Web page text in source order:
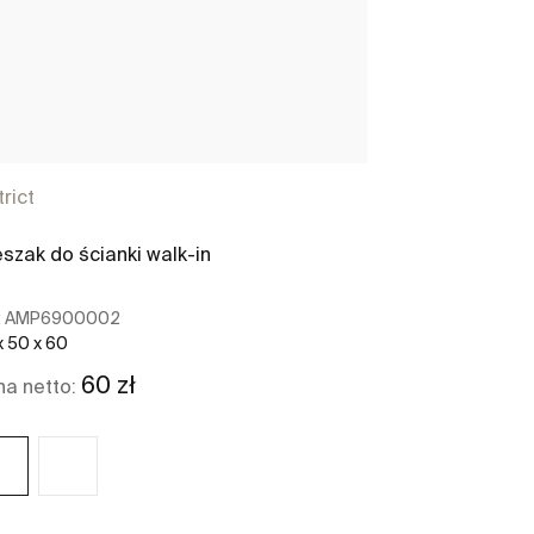
do ścianki walk-in
AMP6900002
50 x 60
netto: 60 zł